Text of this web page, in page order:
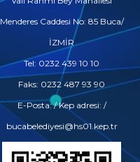
Menderes Caddesi No: 85 Buca/
İZMİR
Tel: 0232 439 10 10
Faks: 0232 487 93 90
E-Posta: / Kep adresi: /
bucabelediyesi@hs01.kep.tr